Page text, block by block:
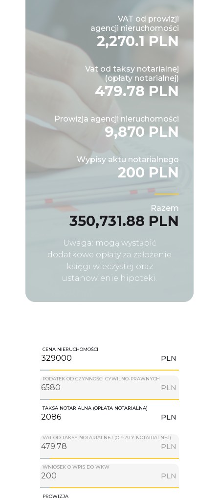
VAT od prowizji
agencji nieruchomości
2,270.1 PLN
Vat od taksy notarialnej
(opłaty notarialnej)
479.78 PLN
Prowizja agencji nieruchomości
9,870 PLN
Wypisy aktu notarialnego
200 PLN
Razem
350,731.88 PLN
Uwaga: mogą wystąpić
dodatkowe opłaty za założenie
księgi wieczystej oraz
ustanowienie hipoteki.
CENA NIERUCHOMOŚCI
PLN
PODATEK OD CZYNNOŚCI CYWILNO-PRAWNYCH
PLN
TAKSA NOTARIALNA (OPŁATA NOTARIALNA)
PLN
VAT OD TAKSY NOTARIALNEJ (OPŁATY NOTARIALNEJ)
PLN
WNIOSEK O WPIS DO WKW
PLN
PROWIZJA